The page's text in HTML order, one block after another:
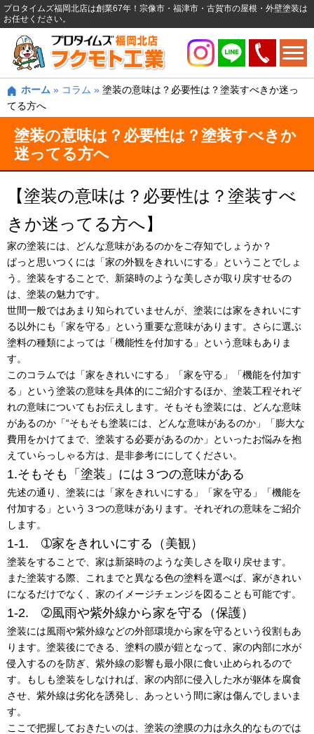
プロタイムズ福岡北店は創業67年！宗像市・福津市・古賀市の屋根・外壁塗装は
お任せください。
ホーム » コラム » 塗装の意味は？必要性は？塗装すべきか迷っ
てる方へ
塗装の意味は？必要性は？塗装すべきか
迷ってる方へ
【塗装の意味は？必要性は？塗装すべ
きか迷ってる方へ】
家の塗装には、どんな意味があるのかをご存知でしょうか？
ぱっと思いつくには「家の外観をきれいにする」ということでしょ
う。塗装をすることで、新築時のような美しさが取り戻すせるの
は、塗装の魅力です。
世間一般ではあまり知られていませんが、塗装には家をきれいにす
る以外にも「家を守る」という重要な意味があります。さらに選ぶ
塗料の種類によっては「機能性を付加する」という意味もありま
す。
このコラムでは「家をきれいにする」「家を守る」「機能を付加す
る」という塗装の意味を具体的にご紹介するほか、塗装工程それぞ
れの意味についてもお伝えします。そもそも塗装には、どんな意味
があるのか「“そもそも塗装には、どんな意味があるのか」「膨大な
費用をかけてまで、塗装する必要があるのか」といったお悩みを抱
えていらっしゃる方は、是非参考ににしてください。
1.そもそも「塗装」には３つの意味がある
先述の通り、塗装には「家をきれいにする」「家を守る」「機能を
付加する」という３つの意味があります。それぞれの意味をご紹介
します。
1-1. ➀家をきれいにする（美観）
塗装をすることで、家は新築時のような美しさを取り戻せます。
また塗装する際、これまでと異なる色の塗料を選べば、家がきれい
になるだけでなく、家のイメージチェンジを図ることも可能です。
1-2. ➁風雨や紫外線から家を守る（保護）
塗装には風雨や紫外線などの外部環境から家を守るという役割もあ
ります。塗装後にできる、塗料の膜が鎧となって、家の内部に水が
侵入するのを防ぎ、紫外線の影響も最小限に食い止められるので
す。もしも塗装をしなければ、家の内部に侵入した水が躯体を腐食
させ、紫外線は劣化を誘発し、あっという間に家は傷んでしまいま
す。
ここで把握しておきたいのは、塗装の塗膜の力は永久的なものでは